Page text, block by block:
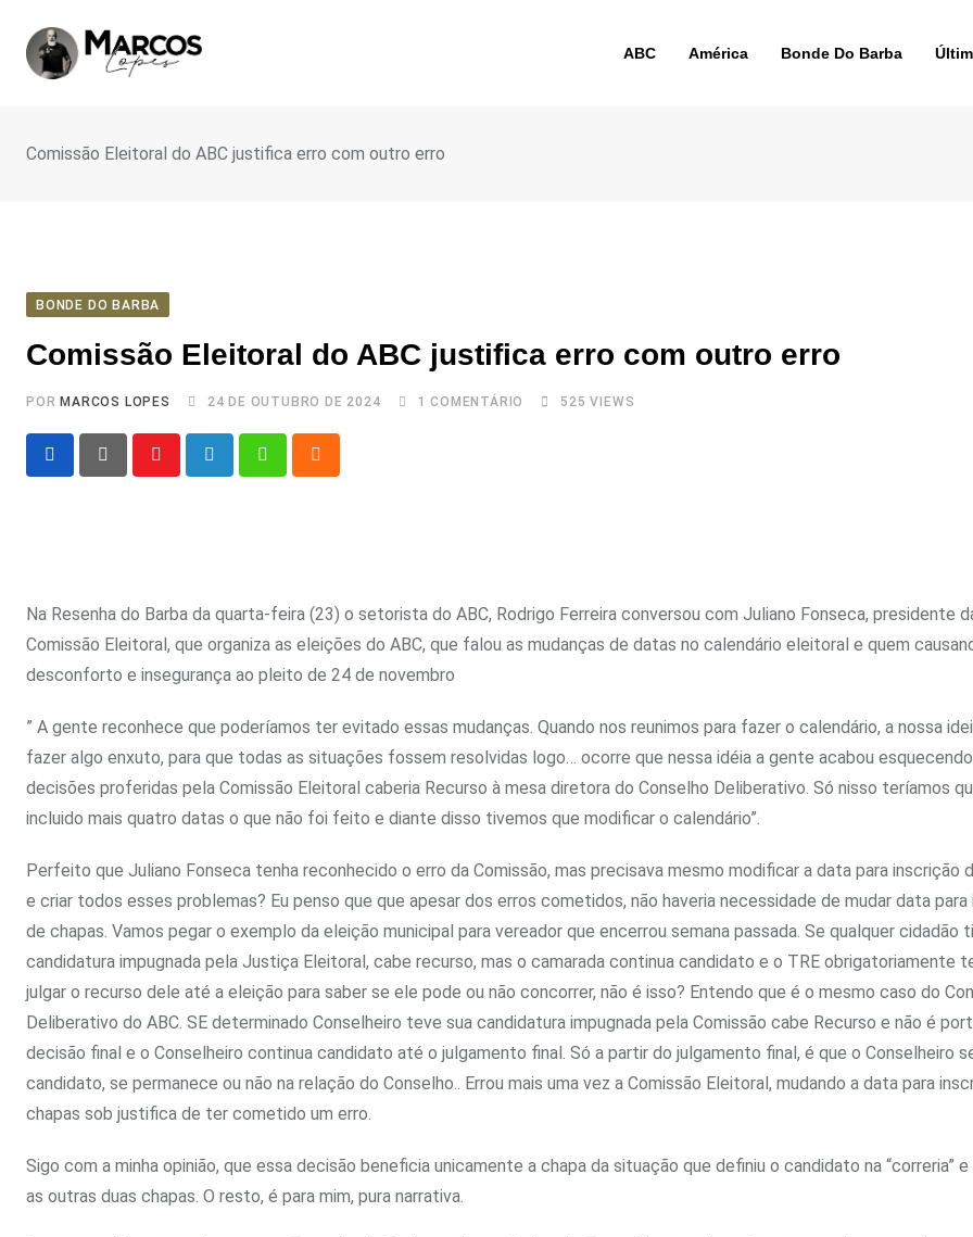
para
ABC América Bonde Do Barba
Comissão Eleitoral do ABC justifica erro com outro erro
BONDE DO BARBA
Comissão Eleitoral do ABC justifica erro com outro erro
POR MARCOS LOPES 24 DE OUTUBRO DE 2024 1 COMENTÁRIO 525 VIEWS
Na Resenha do Barba da quarta-feira (23) o setorista do ABC, Rodrigo Ferreira conversou com Juliano Fonseca, presidente
Comissão Eleitoral, que organiza as eleições do ABC, que falou as mudanças de datas no calendário eleitoral e quem
desconforto e insegurança ao pleito de 24 de novembro
” A gente reconhece que poderíamos ter evitado essas mudanças. Quando nos reunimos para fazer o calendário, a nossa
fazer algo enxuto, para que todas as situações fossem resolvidas logo… ocorre que nessa idéia a gente acabou
decisões proferidas pela Comissão Eleitoral caberia Recurso à mesa diretora do Conselho Deliberativo. Só nisso teríamos
incluido mais quatro datas o que não foi feito e diante disso tivemos que modificar o calendário”.
Perfeito que Juliano Fonseca tenha reconhecido o erro da Comissão, mas precisava mesmo modificar a data para inscrição
e criar todos esses problemas? Eu penso que que apesar dos erros cometidos, não haveria necessidade de mudar data para
de chapas. Vamos pegar o exemplo da eleição municipal para vereador que encerrou semana passada. Se qualquer cidadão
candidatura impugnada pela Justiça Eleitoral, cabe recurso, mas o camarada continua candidato e o TRE obrigatoriamente
julgar o recurso dele até a eleição para saber se ele pode ou não concorrer, não é isso? Entendo que é o mesmo caso do
Deliberativo do ABC. SE determinado Conselheiro teve sua candidatura impugnada pela Comissão cabe Recurso e não é
decisão final e o Conselheiro continua candidato até o julgamento final. Só a partir do julgamento final, é que o Conselheiro
candidato, se permanece ou não na relação do Conselho.. Errou mais uma vez a Comissão Eleitoral, mudando a data para
chapas sob justifica de ter cometido um erro.
Sigo com a minha opinião, que essa decisão beneficia unicamente a chapa da situação que definiu o candidato na “correria”
as outras duas chapas. O resto, é para mim, pura narrativa.